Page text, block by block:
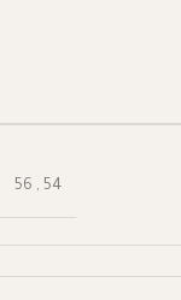
54
,
56